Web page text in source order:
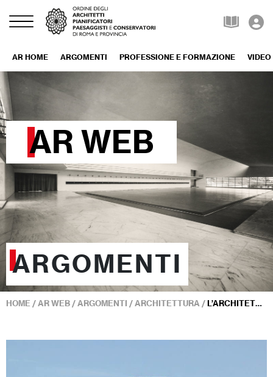
AR HOME ARGOMENTI PROFESSIONE E FORMAZIONE VIDEO
AR WEB
ARGOMENTI
HOME /AR WEB /ARGOMENTI /ARCHITETTURA /L’ARCHITETTURA COME TEMA PER ROMA – DI ALDO CANEPONE